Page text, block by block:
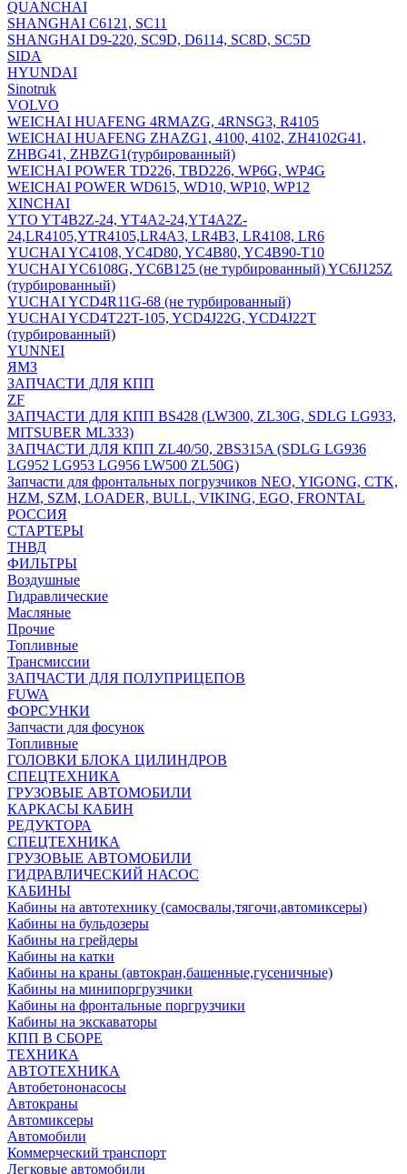
QUANCHAI
SHANGHAI C6121, SC11
SHANGHAI D9-220, SC9D, D6114, SC8D, SC5D
SIDA
HYUNDAI
Sinotruk
VOLVO
WEICHAI HUAFENG 4RMAZG, 4RNSG3, R4105
WEICHAI HUAFENG ZHAZG1, 4100, 4102, ZH4102G41,
ZHBG41, ZHBZG1(турбированный)
WEICHAI POWER TD226, TBD226, WP6G, WP4G
WEICHAI POWER WD615, WD10, WP10, WP12
XINCHAI
YTO YT4B2Z-24, YT4A2-24,YT4A2Z-
24,LR4105,YTR4105,LR4A3, LR4B3, LR4108, LR6
YUCHAI YC4108, YC4D80, YC4B80, YC4B90-T10
YUCHAI YC6108G, YC6B125 (не турбированный) YC6J125Z
(турбированный)
YUCHAI YCD4R11G-68 (не турбированный)
YUCHAI YCD4T22T-105, YCD4J22G, YCD4J22T
(турбированный)
YUNNEI
ЯМЗ
ЗАПЧАСТИ ДЛЯ КПП
ZF
ЗАПЧАСТИ ДЛЯ КПП BS428 (LW300, ZL30G, SDLG LG933,
MITSUBER ML333)
ЗАПЧАСТИ ДЛЯ КПП ZL40/50, 2BS315A (SDLG LG936
LG952 LG953 LG956 LW500 ZL50G)
Запчасти для фронтальных погрузчиков NEO, YIGONG, CTK,
HZM, SZM, LOADER, BULL, VIKING, EGO, FRONTAL
РОССИЯ
СТАРТЕРЫ
ТНВД
ФИЛЬТРЫ
Воздушные
Гидравлические
Масляные
Прочие
Топливные
Трансмиссии
ЗАПЧАСТИ ДЛЯ ПОЛУПРИЦЕПОВ
FUWA
ФОРСУНКИ
Запчасти для фосунок
Топливные
ГОЛОВКИ БЛОКА ЦИЛИНДРОВ
СПЕЦТЕХНИКА
ГРУЗОВЫЕ АВТОМОБИЛИ
КАРКАСЫ КАБИН
РЕДУКТОРА
СПЕЦТЕХНИКА
ГРУЗОВЫЕ АВТОМОБИЛИ
ГИДРАВЛИЧЕСКИЙ НАСОС
КАБИНЫ
Кабины на автотехнику (самосвалы,тягочи,автомиксеры)
Кабины на бульдозеры
Кабины на грейдеры
Кабины на катки
Кабины на краны (автокран,башенные,гусеничные)
Кабины на минипоргрузчики
Кабины на фронтальные поргрузчики
Кабины на экскаваторы
КПП В СБОРЕ
ТЕХНИКА
АВТОТЕХНИКА
Автобетононасосы
Автокраны
Автомиксеры
Автомобили
Коммерческий транспорт
Легковые автомобили